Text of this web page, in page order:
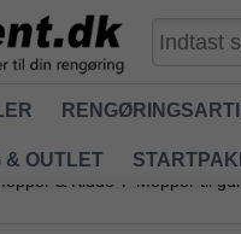
& OUTLET
& Klude / Mopper til